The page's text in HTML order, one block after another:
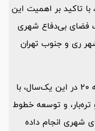
غلامرضا شنگی قهی، شهردار جدید منطقه 20، با تاکید بر اهمیت این
فضای بی‌دفاع شهری
ری و جنوب تهران
علاوه بر پروژه بی‌بی شهربانو، شهرداری منطقه 20 در این یک‌سال، با
و توسعه خطوط
شهری انجام داده